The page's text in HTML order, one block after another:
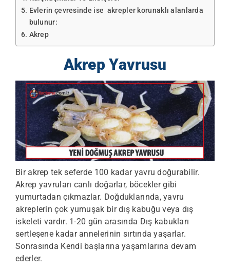
Evlerin çevresinde ise akrepler korunaklı alanlarda
bulunur:
Akrep
Akrep Yavrusu
Bir akrep tek seferde 100 kadar yavru doğurabilir.
Akrep yavruları canlı doğarlar, böcekler gibi
yumurtadan çıkmazlar. Doğduklarında, yavru
akreplerin çok yumuşak bir dış kabuğu veya dış
iskeleti vardır. 1-20 gün arasında Dış kabukları
sertleşene kadar annelerinin sırtında yaşarlar.
Sonrasında Kendi başlarına yaşamlarına devam
ederler.